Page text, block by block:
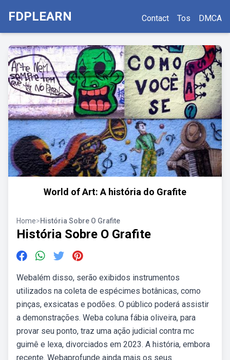
FDPLEARN Contact Tos DMCA
World of Art: A história do Grafite
Home>História Sobre O Grafite
História Sobre O Grafite
Webalém disso, serão exibidos instrumentos
utilizados na coleta de espécimes botânicas, como
pinças, exsicatas e podões. O público poderá assistir
a demonstrações. Weba coluna fábia oliveira, para
provar seu ponto, traz uma ação judicial contra mc
guimê e lexa, divorciados em 2023. A história, embora
recente. Webaprofunde ainda mais os seus